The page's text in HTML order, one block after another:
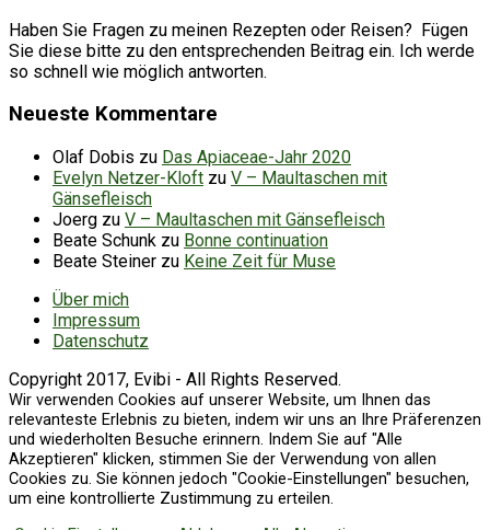
Haben Sie Fragen zu meinen Rezepten oder Reisen? Fügen
Sie diese bitte zu den entsprechenden Beitrag ein. Ich werde
so schnell wie möglich antworten.
Neueste Kommentare
Olaf Dobis zu Das Apiaceae-Jahr 2020
Evelyn Netzer-Kloft zu V – Maultaschen mit
Gänsefleisch
Joerg zu V – Maultaschen mit Gänsefleisch
Beate Schunk zu Bonne continuation
Beate Steiner zu Keine Zeit für Muse
Über mich
Impressum
Datenschutz
Copyright 2017, Evibi - All Rights Reserved.
Wir verwenden Cookies auf unserer Website, um Ihnen das
relevanteste Erlebnis zu bieten, indem wir uns an Ihre Präferenzen
und wiederholten Besuche erinnern. Indem Sie auf "Alle
Akzeptieren" klicken, stimmen Sie der Verwendung von allen
Cookies zu. Sie können jedoch "Cookie-Einstellungen" besuchen,
um eine kontrollierte Zustimmung zu erteilen.